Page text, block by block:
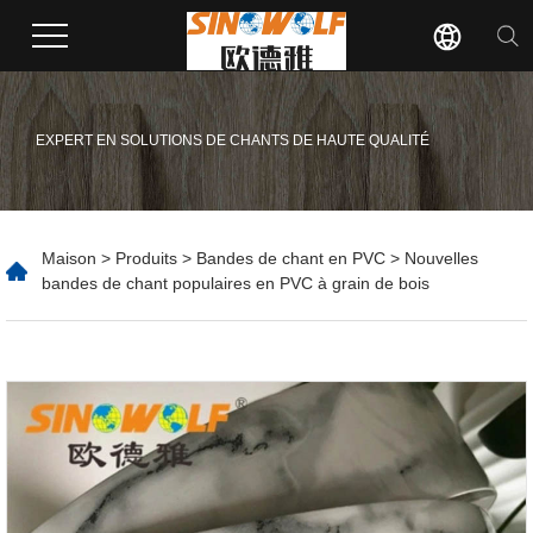
EXPERT EN SOLUTIONS DE CHANTS DE HAUTE QUALITÉ
Maison > Produits > Bandes de chant en PVC > Nouvelles
bandes de chant populaires en PVC à grain de bois